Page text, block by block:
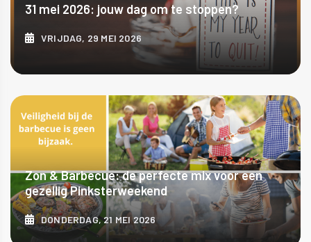
31 mei 2026: jouw dag om te stoppen?
VRIJDAG, 29 MEI 2026
ONTDEK MEER
Zon & Barbecue: de perfecte mix voor een
gezellig Pinksterweekend
DONDERDAG, 21 MEI 2026